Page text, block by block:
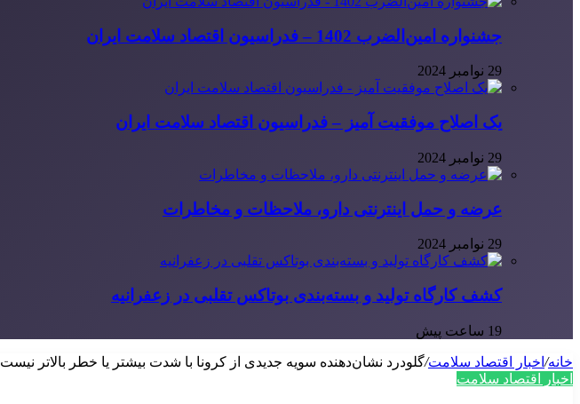
جشنواره امین‌الضرب 1402 – فدراسیون اقتصاد سلامت ایران
29 نوامبر 2024
یک اصلاح موفقیت آمیز – فدراسیون اقتصاد سلامت ایران
29 نوامبر 2024
عرضه و حمل اینترنتی دارو، ملاحظات و مخاطرات
29 نوامبر 2024
کشف کارگاه تولید و بسته‌بندی بوتاکس تقلبی در زعفرانیه
19 ساعت پیش
خانه/ اخبار اقتصاد سلامت/گلودرد نشان‌دهنده سویه جدیدی از کرونا با شدت بیشتر یا خطر بالاتر نیست
اخبار اقتصاد سلامت